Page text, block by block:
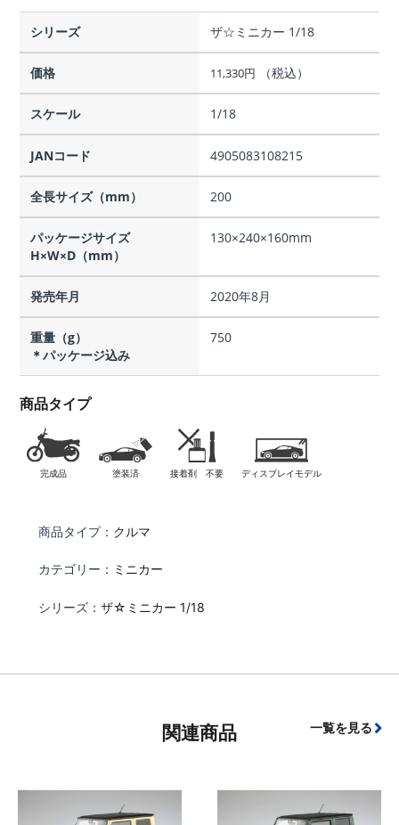
シリーズ ザ☆ミニカー 1/18
価格 11,330円 （税込）
スケール 1/18
JANコード 4905083108215
全長サイズ（mm） 200
パッケージサイズ
H×W×D（mm）
130×240×160mm
発売年月 2020年8月
重量（g）
＊パッケージ込み
750
商品タイプ
完成品 塗装済 接着剤 不要 ディスプレイモデル
商品タイプ： クルマ
カテゴリー： ミニカー
シリーズ： ザ☆ミニカー 1/18
関連商品 一覧を見る